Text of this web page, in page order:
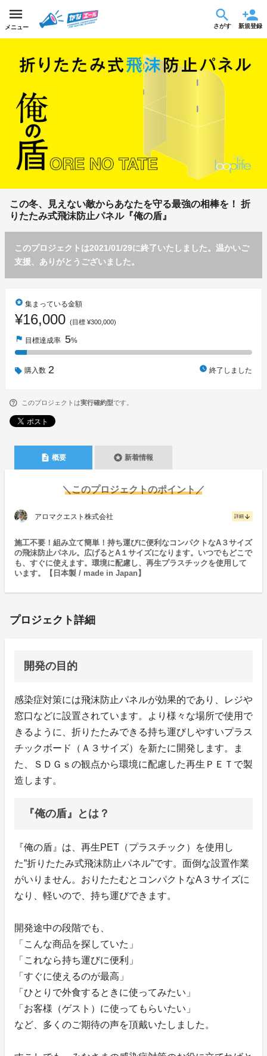
メニュー さがす 新規登録
この冬、見えない敵からあなたを守る最強の相棒を！ 折
りたたみ式飛沫防止パネル『俺の盾』
このプロジェクトは2021/01/29に終了いたしました。温かいご
支援、ありがとうございました。
stars 集まっている金額
¥16,000 (目標 ¥300,000)
flag 目標達成率 5%
購入数 2 watch_later 終了しました
このプロジェクトは実行確約型です。
description 概要 stars 新着情報
＼このプロジェクトのポイント／
アロマクエスト株式会社 詳細 arrow_downward
施工不要！組み立て簡単！持ち運びに便利なコンパクトなA３サイズ
の飛沫防止パネル。広げるとA１サイズになります。いつでもどこで
も、すぐに使えます。環境に配慮し、再生プラスチックを使用して
います。【日本製 / made in Japan】
プロジェクト詳細
開発の目的
感染症対策には飛沫防止パネルが効果的であり、レジや
窓口などに設置されています。より様々な場所で使用で
きるように、折りたたみできる持ち運びしやすいプラス
チックボード（Ａ３サイズ）を新たに開発します。ま
た、ＳＤＧｓの観点から環境に配慮した再生ＰＥＴで製
造します。
『俺の盾』とは？
『俺の盾』は、再生PET（プラスチック）を使用し
た”折りたたみ式飛沫防止パネル”です。面倒な設置作業
がいりません。おりたたむとコンパクトなA３サイズに
なり、軽いので、持ち運びできます。
開発途中の段階でも、
「こんな商品を探していた」
「これなら持ち運びに便利」
「すぐに使えるのが最高」
「ひとりで外食するときに使ってみたい」
「お客様（ゲスト）に使ってもらいたい」
など、多くのご期待の声を頂戴いたしました。